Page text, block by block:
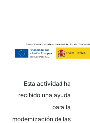
Esta actividad ha
recibido una ayuda
para la
modernización de las